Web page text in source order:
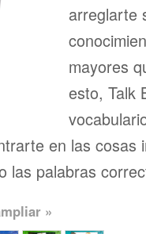
arreglarte
mayores
esto, Talk
en las cosas
las palabras
»